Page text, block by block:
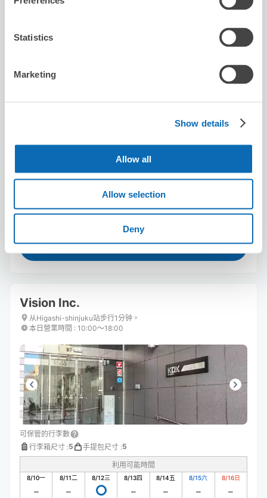
Statistics
Marketing
Show details
Allow all
Allow selection
Deny
从Higashi-shinjuku站步行5分钟。
行李箱尺寸:0 手提包尺寸:2
利用可能時間
預約此店舖
Vision Inc.
从Higashi-shinjuku站步行1分钟。
本日營業時間 : 10:00〜18:00
可保管的行李數
行李箱尺寸 :5 手提包尺寸 :5
利用可能時間
8/10一 8/11二 8/12三 8/13四 8/14五 8/15六 8/16日